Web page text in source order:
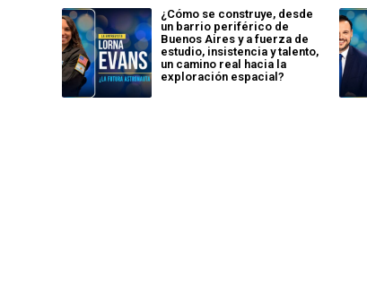
¿Cómo se construye, desde
un barrio periférico de
Buenos Aires y a fuerza de
estudio, insistencia y talento,
un camino real hacia la
exploración espacial?